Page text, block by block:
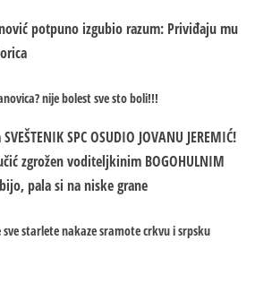
potpuno izgubio razum: Priviđaju mu
nije bolest sve sto boli!!!
SVEŠTENIK SPC OSUDIO JOVANU JEREMIĆ!
zgrožen voditeljkinim BOGOHULNIM
pala si na niske grane
sve starlete nakaze sramote crkvu i srpsku